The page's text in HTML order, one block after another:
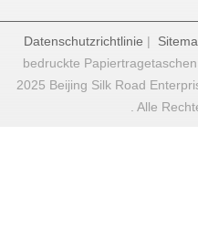
Datenschutzrichtlinie |
bedruckte
2025 Beijing Silk Road
. Alle